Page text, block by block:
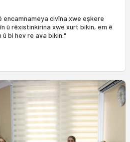
encamnameya civîna xwe eşkere
û rêxistinkirina xwe xurt bikin, em ê
bi hev re ava bikin."